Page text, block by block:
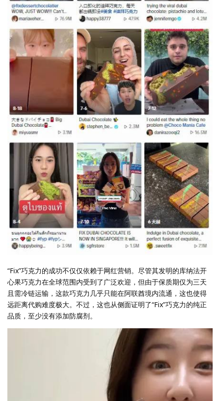
“Fix”巧克力的成功不仅仅依赖于网红营销。尽管其发明的库纳法开
心果巧克力在全球范围内受到了广泛欢迎，但由于保质期仅为三天
且需冷链运输，这款巧克力几乎只能在阿联酋境内流通，这也使得
远距离代购难度极大。不过，这也从侧面证明了“Fix”巧克力的纯正
品质，至少没有添加防腐剂。